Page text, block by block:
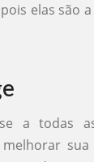
elas são
a todas